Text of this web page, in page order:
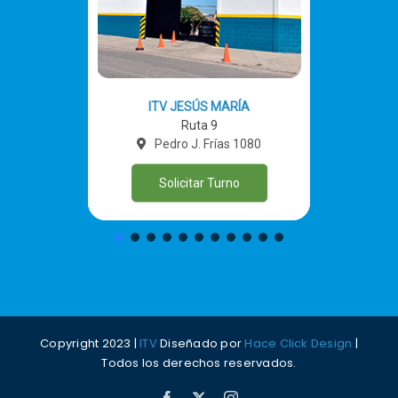
Solicitar Turno
ITV JESÚS MARÍA
Ruta 9
Pedro J. Frías 1080
Copyright 2023 | ITVDiseñado por Hace Click Design |
Todos los derechos reservados.